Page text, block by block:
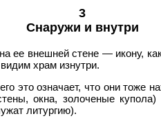
3
Снаружи и внутри
ее внешней стене — икону,
храм изнутри.
это означает, что они тоже
окна, золоченые
литургию).